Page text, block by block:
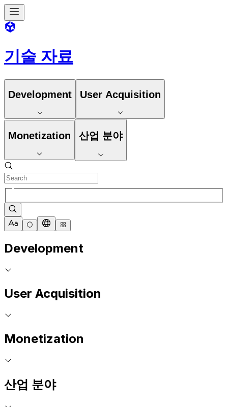
기술 자료
Development User Acquisition
Monetization 산업 분야
Development
User Acquisition
Monetization
산업 분야